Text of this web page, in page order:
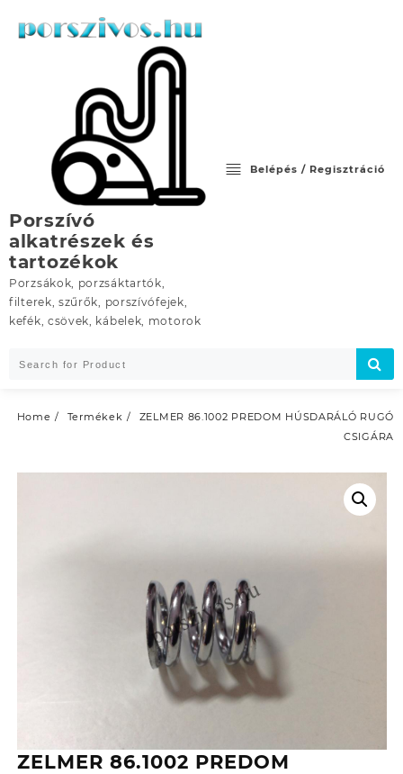
Porszívó
alkatrészek és
tartozékok
Porzsákok, porzsáktartók,
filterek, szűrők, porszívófejek,
kefék, csövek, kábelek, motorok
Belépés / Regisztráció
Home Termékek
ZELMER 86.1002 PREDOM HÚSDARÁLÓ RUGÓ
CSIGÁRA
ZELMER 86.1002 PREDOM